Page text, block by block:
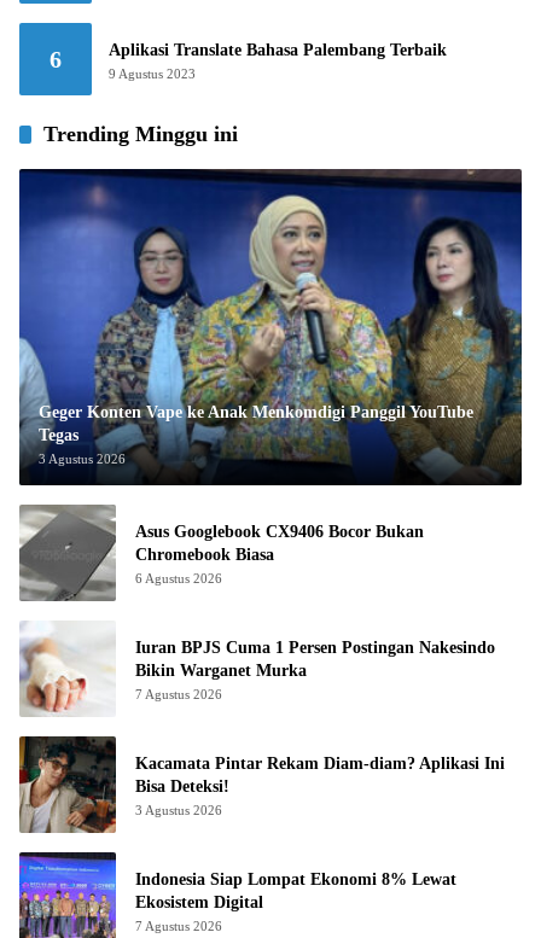
6 Aplikasi Translate Bahasa Palembang Terbaik
9 Agustus 2023
Trending Minggu ini
Geger Konten Vape ke Anak Menkomdigi Panggil YouTube
Tegas
3 Agustus 2026
Asus Googlebook CX9406 Bocor Bukan
Chromebook Biasa
6 Agustus 2026
Iuran BPJS Cuma 1 Persen Postingan Nakesindo
Bikin Warganet Murka
7 Agustus 2026
Kacamata Pintar Rekam Diam-diam? Aplikasi Ini
Bisa Deteksi!
3 Agustus 2026
Indonesia Siap Lompat Ekonomi 8% Lewat
Ekosistem Digital
7 Agustus 2026